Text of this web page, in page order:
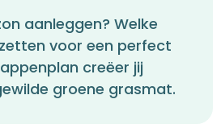
aanleggen? Welke
voor een perfect
creëer jij
groene grasmat.